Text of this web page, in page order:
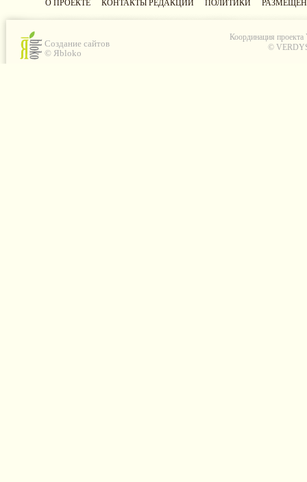
О ПРОЕКТЕ КОНТАКТЫ РЕДАКЦИИ ПОЛИТИКИ
Создание сайтов
© Яbloko
Координация проекта
©